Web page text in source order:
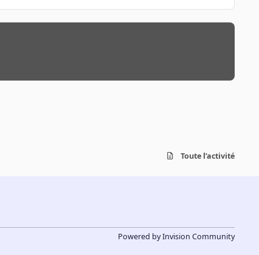
Toute l’activité
Powered byInvision Community